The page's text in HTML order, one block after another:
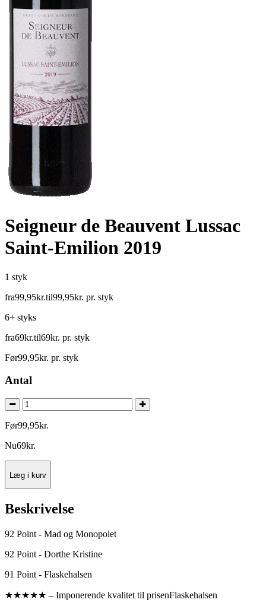
Seigneur de Beauvent Lussac
Saint-Emilion 2019
1 styk
fra99,95kr.til99,95kr. pr. styk
6+ styks
fra69kr.til69kr. pr. styk
Før99,95kr. pr. styk
Antal
Før99,95kr.
Nu69kr.
Læg i kurv
Beskrivelse
92 Point - Mad og Monopolet
92 Point - Dorthe Kristine
91 Point - Flaskehalsen
★★★★★ – Imponerende kvalitet til prisenFlaskehalsen